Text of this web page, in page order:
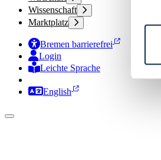
Wissenschaft
Marktplatz
Bremen barrierefrei
Login
Leichte Sprache
Zur Deutschen Gebärdensprache
English